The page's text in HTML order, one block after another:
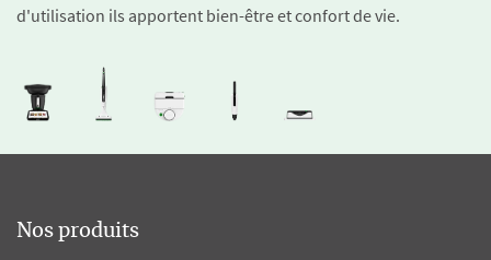
d'utilisation ils apportent bien-être et confort de vie.
Nos produits